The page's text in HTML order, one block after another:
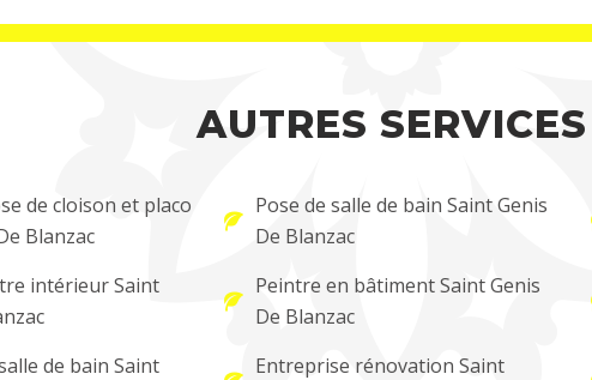
AUTRES SERVICES
de cloison et placo
Blanzac
intérieur Saint
de bain Saint
Pose de salle de bain Saint Genis
De Blanzac
Peintre en bâtiment Saint Genis
De Blanzac
Entreprise rénovation Saint